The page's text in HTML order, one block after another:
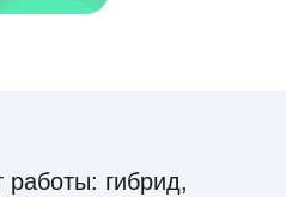
гибрид,